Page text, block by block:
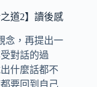
道2】讀後感
念，再提出一
對話的過
什麼話都不
要回到自己